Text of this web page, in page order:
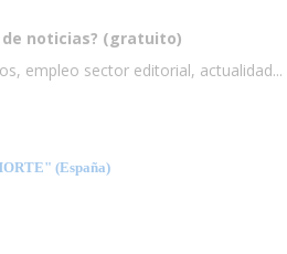
noticias? (gratuito)
empleo sector editorial, actualidad...
(España)